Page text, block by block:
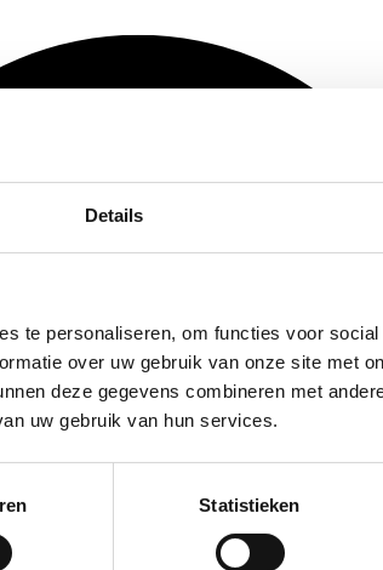
Details
te personaliseren, om functies voor
over uw gebruik van onze site met
deze gegevens combineren met
uw gebruik van hun services.
Statistieken